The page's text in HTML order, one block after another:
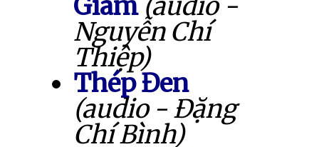
Nguyễn Chí
Thiệp)
Thép Đen
(audio - Đặng
Chí Bình)